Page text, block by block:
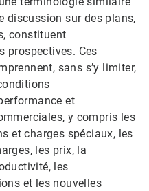
discussion sur des plans,
constituent
prospectives. Ces
sans s’y limiter,
et
y compris les
et charges spéciaux, les
les prix, la
les
et les nouvelles